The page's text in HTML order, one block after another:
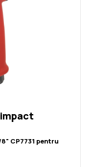
CP7731 pentru